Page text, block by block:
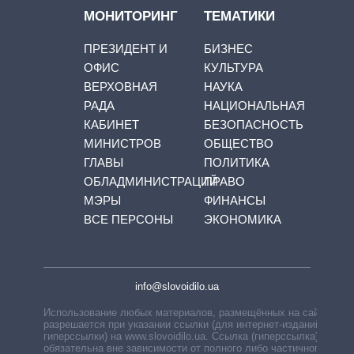
МОНИТОРИНГ
ПРЕЗИДЕНТ И
ОФИС
ВЕРХОВНАЯ
РАДА
КАБИНЕТ
МИНИСТРОВ
ГЛАВЫ
ОБЛАДМИНИСТРАЦИЙ
МЭРЫ
ВСЕ ПЕРСОНЫ
ТЕМАТИКИ
БИЗНЕС
КУЛЬТУРА
НАУКА
НАЦИОНАЛЬНАЯ
БЕЗОПАСНОСТЬ
ОБЩЕСТВО
ПОЛИТИКА
ПРАВО
ФИНАНСЫ
ЭКОНОМИКА
info@slovoidilo.ua
Использование любых материалов, размещённых на сайте,
разрешается при указании ссылки (для интернет-изданий —
гиперссылки) на www.slovoidilo.ua. Ссылка (гиперссылка)
обязательна вне зависимости от полного либо частичного